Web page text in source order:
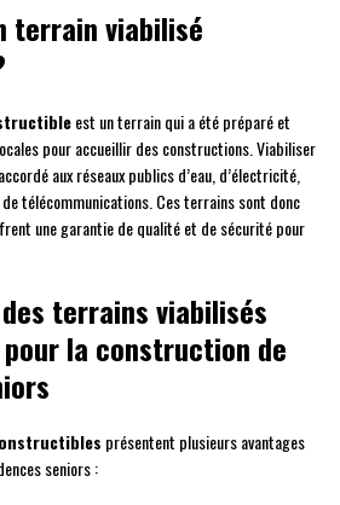
terrain viabilisé
est un terrain qui a été préparé et
pour accueillir des constructions. Viabiliser
aux réseaux publics d’eau, d’électricité,
télécommunications. Ces terrains sont donc
une garantie de qualité et de sécurité pour
terrains viabilisés
la construction de
présentent plusieurs avantages
seniors :